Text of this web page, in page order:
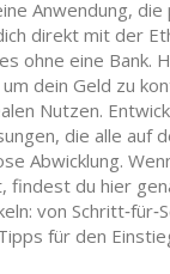
Anwendung,
direkt mit der
ohne eine Bank.
dein Geld zu
Nutzen.
die alle auf
Abwicklung.
findest du hier
von
für den